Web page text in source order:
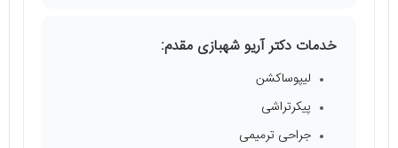
خدمات دکتر آریو شهبازی مقدم:
لیپوساکشن
پیکرتراشی
جراحی ترمیمی